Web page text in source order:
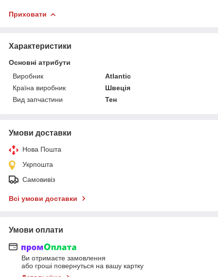
Приховати
Характеристики
Основні атрибути
Виробник
Atlantic
Країна виробник
Швеція
Вид запчастини
Тен
Умови доставки
Нова Пошта
Укрпошта
Самовивіз
Всі умови доставки
Умови оплати
Ви отримаєте замовлення
або гроші повернуться на вашу картку